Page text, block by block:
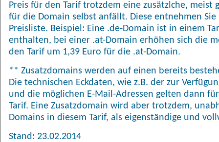
Preis für den Tarif trotzdem eine zusätzlche, meist
für die Domain selbst anfällt. Diese entnehmen
Preisliste. Beispiel: Eine .de-Domain ist in einem
enthalten, bei einer .at-Domain erhöhen sich die
den Tarif um 1,39 Euro für die .at-Domain.
** Zusatzdomains werden auf einen bereits
Die technischen Eckdaten, wie z.B. der zur
und die möglichen E-Mail-Adressen gelten dann
Tarif. Eine Zusatzdomain wird aber trotzdem,
Domains in diesem Tarif, als eigenständige und
Stand: 23.02.2014